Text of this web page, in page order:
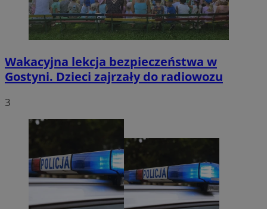
Wakacyjna lekcja bezpieczeństwa w
Gostyni. Dzieci zajrzały do radiowozu
3